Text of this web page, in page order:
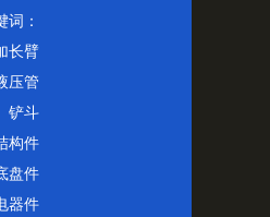
词：
长臂
压管
铲斗
构件
盘件
器件